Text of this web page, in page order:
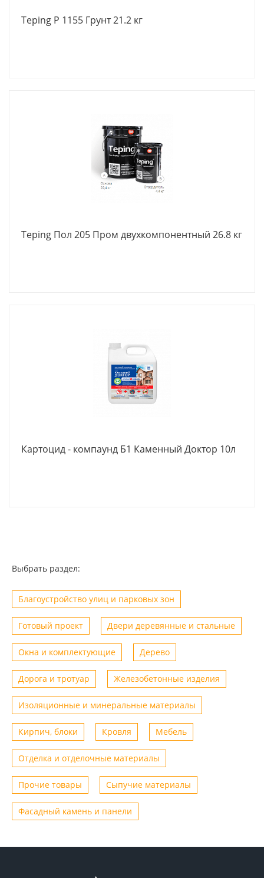
Teping Р 1155 Грунт 21.2 кг
Teping Пол 205 Пром двухкомпонентный 26.8 кг
Картоцид - компаунд Б1 Каменный Доктор 10л
Выбрать раздел:
Благоустройство улиц и парковых зон
Готовый проект Двери деревянные и стальные
Окна и комплектующие Дерево
Дорога и тротуар Железобетонные изделия
Изоляционные и минеральные материалы
Кирпич, блоки Кровля Мебель
Отделка и отделочные материалы
Прочие товары Сыпучие материалы
Фасадный камень и панели